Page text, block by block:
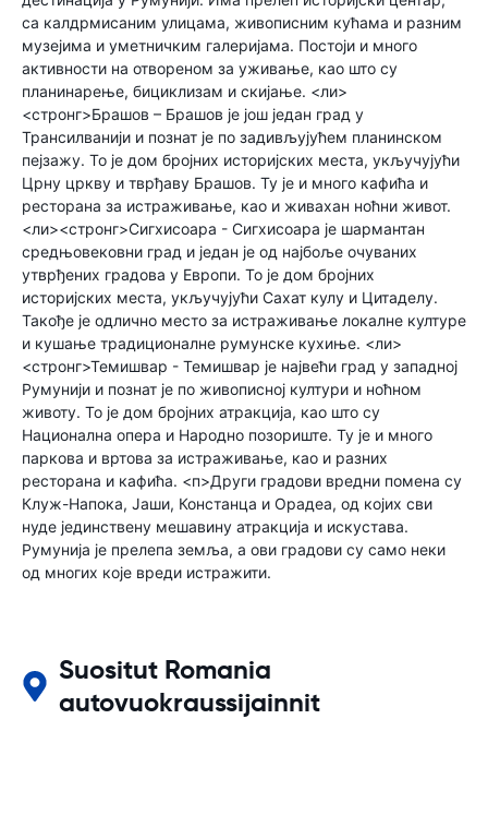
са калдрмисаним улицама, живописним кућама и разним
музејима и уметничким галеријама. Постоји и много
активности на отвореном за уживање, као што су
планинарење, бициклизам и скијање. <ли>
<стронг>Брашов – Брашов је још један град у
Трансилванији и познат је по задивљујућем планинском
пејзажу. То је дом бројних историјских места, укључујући
Црну цркву и тврђаву Брашов. Ту је и много кафића и
ресторана за истраживање, као и живахан ноћни живот.
<ли><стронг>Сигхисоара - Сигхисоара је шармантан
средњовековни град и један је од најбоље очуваних
утврђених градова у Европи. То је дом бројних
историјских места, укључујући Сахат кулу и Цитаделу.
Такође је одлично место за истраживање локалне културе
и кушање традиционалне румунске кухиње. <ли>
<стронг>Темишвар - Темишвар је највећи град у западној
Румунији и познат је по живописној култури и ноћном
животу. То је дом бројних атракција, као што су
Национална опера и Народно позориште. Ту је и много
паркова и вртова за истраживање, као и разних
ресторана и кафића. <п>Други градови вредни помена су
Клуж-Напока, Јаши, Констанца и Орадеа, од којих сви
нуде јединствену мешавину атракција и искустава.
Румунија је прелепа земља, а ови градови су само неки
од многих које вреди истражити.
Suositut Romania
autovuokraussijainnit